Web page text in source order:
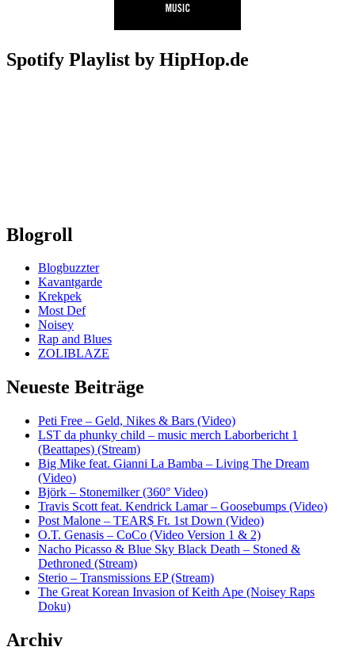
Spotify Playlist by HipHop.de
Blogroll
Blogbuzzter
Kavantgarde
Krekpek
Most Def
Noisey
Rap and Blues
ZOLIBLAZE
Neueste Beiträge
Peti Free – Geld, Nikes & Bars (Video)
LST da phunky child – music merch Laborbericht 1
(Beattapes) (Stream)
Big Mike feat. Gianni La Bamba – Living The Dream
(Video)
Björk – Stonemilker (360° Video)
Travis Scott feat. Kendrick Lamar – Goosebumps (Video)
Post Malone – TEAR$ Ft. 1st Down (Video)
O.T. Genasis – CoCo (Video Version 1 & 2)
Nacho Picasso & Blue Sky Black Death – Stoned &
Dethroned (Stream)
Sterio – Transmissions EP (Stream)
The Great Korean Invasion of Keith Ape (Noisey Raps
Doku)
Archiv